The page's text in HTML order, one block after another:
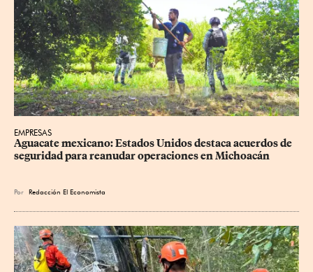
EMPRESAS
Aguacate mexicano: Estados Unidos destaca acuerdos de
seguridad para reanudar operaciones en Michoacán
Por Redacción El Economista